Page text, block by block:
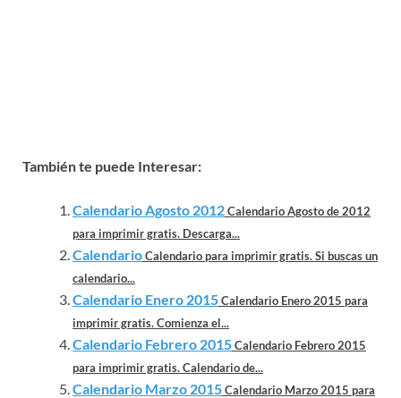
También te puede Interesar:
Calendario Agosto 2012Calendario Agosto de 2012
para imprimir gratis. Descarga...
CalendarioCalendario para imprimir gratis. Si buscas un
calendario...
Calendario Enero 2015Calendario Enero 2015 para
imprimir gratis. Comienza el...
Calendario Febrero 2015Calendario Febrero 2015
para imprimir gratis. Calendario de...
Calendario Marzo 2015Calendario Marzo 2015 para